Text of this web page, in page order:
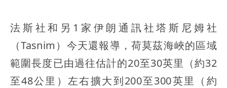
法斯社和另1家伊朗通訊社塔斯尼姆社
（Tasnim）今天還報導，荷莫茲海峽的區域
範圍長度已由過往估計的20至30英里（約32
至48公里）左右擴大到200至300英里（約